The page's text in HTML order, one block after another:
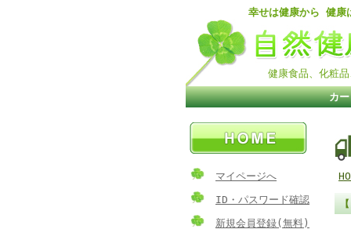
幸せは健康から 健康
健康食品、化粧
カ
マイページへ
ID・パスワード確認
新規会員登録(無料)